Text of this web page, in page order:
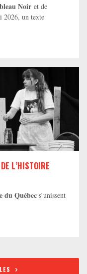
Noir et de
2026, un texte
L’HISTOIRE
du Québec s’unissent